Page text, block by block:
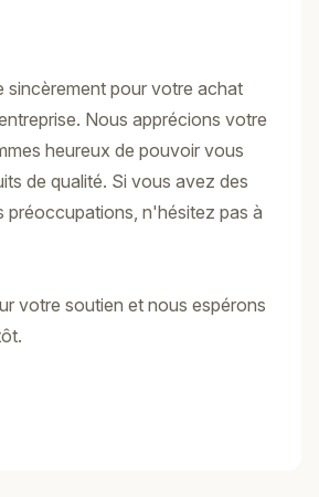
sincèrement pour votre achat
Nous apprécions votre
heureux de pouvoir vous
de qualité. Si vous avez des
préoccupations, n'hésitez pas à
votre soutien et nous espérons